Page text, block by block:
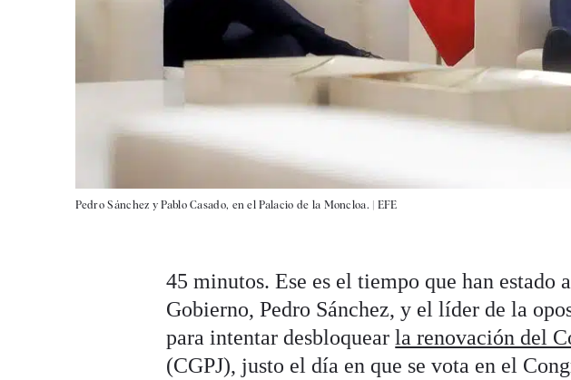
Pedro Sánchez y Pablo Casado, en el Palacio de la Moncloa. | EFE
45 minutos. Ese es el tiempo que han estado
Gobierno, Pedro Sánchez, y el líder de la
para intentar desbloquearla renovación del
(CGPJ), justo el día en que se vota en el